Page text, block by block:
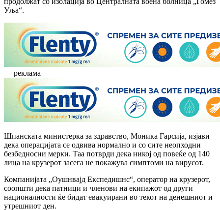
Уља“.
— реклама —
Шпанската министерка за здравство, Моника Гарсија, изјави
дека операцијата се одвива нормално и со сите неопходни
безбедносни мерки. Таа потврди дека никој од повеќе од 140
лица на крузерот засега не покажува симптоми на вирусот.
Компанијата „Оушнвајд Експедишнс“, оператор на крузерот,
соопшти дека патници и членови на екипажот од други
националности ќе бидат евакуирани во текот на денешниот и
утрешниот ден.